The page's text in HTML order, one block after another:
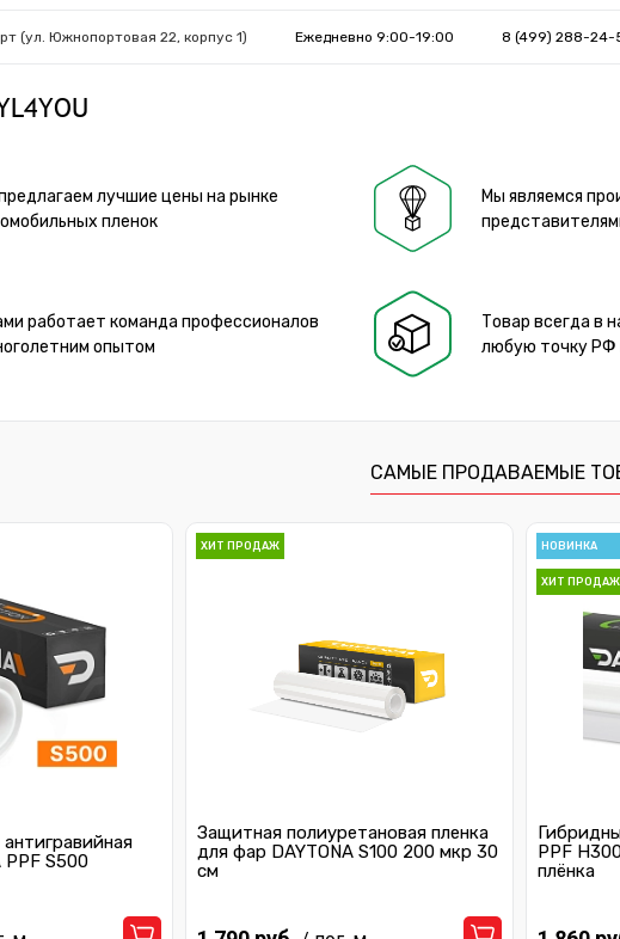
(ул. Южнопортовая 22, корпус 1) Ежедневно 9:00-19:00 8 (499) 288-24-
лучшие цены на рынке
пленок
Мы являемся
работает команда профессионалов
опытом
Товар всегда в
любую точку РФ
САМЫЕ ПРОДАВАЕМЫЕ
PPF S500
ХИТ ПРОДАЖ
Защитная полиуретановая пленка
для фар DAYTONA S100 200 мкр 30
см
НОВИНКА
ХИТ ПРОДАЖ
PPF
плёнка